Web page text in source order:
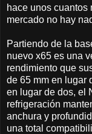
hace unos cuantos
mercado no hay
Partiendo de la
nuevo x65 es una
rendimiento que
de 65 mm en lugar
en lugar de dos, el
refrigeración
anchura y
una total